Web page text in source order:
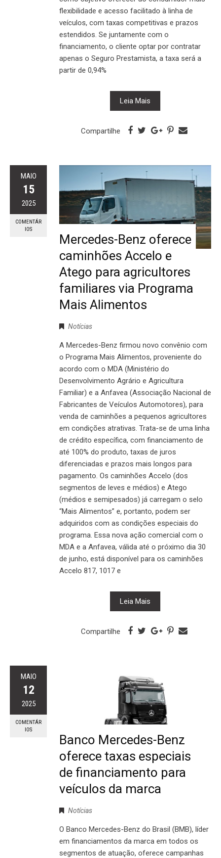
flexibilidade e acesso facilitado à linha de
veículos, com taxas competitivas e prazos
estendidos. Se juntamente com o
financiamento, o cliente optar por contratar
apenas o Seguro Prestamista, a taxa será a
partir de 0,94%
Leia Mais
Compartilhe
MAIO
15
2025
COMENTÁR
IOS
Mercedes-Benz oferece
caminhões Accelo e
Atego para agricultores
familiares via Programa
Mais Alimentos
Notícias
A Mercedes-Benz firmou novo convênio com
o Programa Mais Alimentos, proveniente do
acordo com o MDA (Ministério do
Desenvolvimento Agrário e Agricultura
Familiar) e a Anfavea (Associação Nacional de
Fabricantes de Veículos Automotores), para
venda de caminhões a pequenos agricultores
em condições atrativas. Trata-se de uma linha
de crédito específica, com financiamento de
até 100% do produto, taxas de juros
diferenciadas e prazos mais longos para
pagamento. Os caminhões Accelo (dos
segmentos de leves e médios) e Atego
(médios e semipesados) já carregam o selo
“Mais Alimentos” e, portanto, podem ser
adquiridos com as condições especiais do
programa. Essa nova ação comercial com o
MDA e a Anfavea, válida até o próximo dia 30
de junho, está disponível para os caminhões
Accelo 817, 1017 e
Leia Mais
Compartilhe
MAIO
12
2025
COMENTÁR
IOS
Banco Mercedes-Benz
oferece taxas especiais
de financiamento para
veículos da marca
Notícias
O Banco Mercedes-Benz do Brasil (BMB), líder
em financiamentos da marca em todos os
segmentos de atuação, oferece campanhas